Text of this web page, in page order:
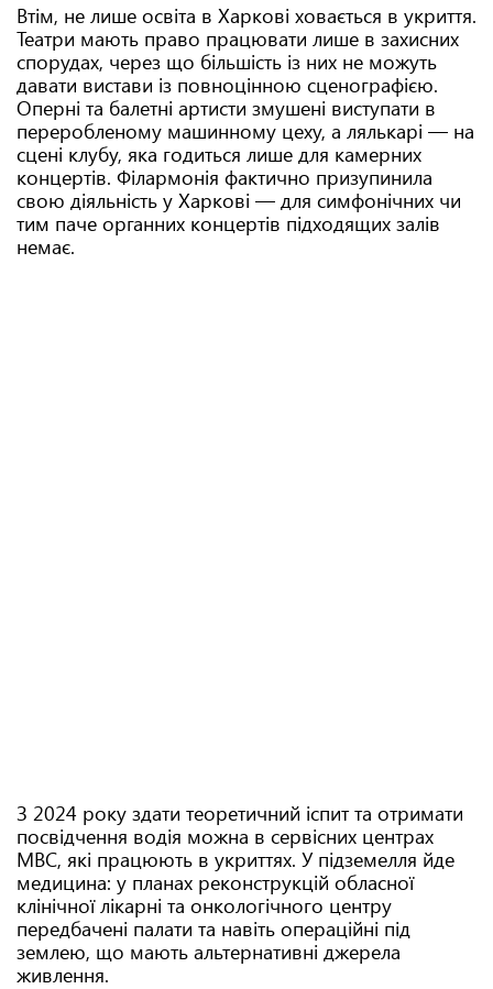
Втім, не лише освіта в Харкові ховається в укриття.
Театри мають право працювати лише в захисних
спорудах, через що більшість із них не можуть
давати вистави із повноцінною сценографією.
Оперні та балетні артисти змушені виступати в
переробленому машинному цеху, а лялькарі — на
сцені клубу, яка годиться лише для камерних
концертів. Філармонія фактично призупинила
свою діяльність у Харкові — для симфонічних чи
тим паче органних концертів підходящих залів
немає.
З 2024 року здати теоретичний іспит та отримати
посвідчення водія можна в сервісних центрах
МВС, які працюють в укриттях. У підземелля йде
медицина: у планах реконструкцій обласної
клінічної лікарні та онкологічного центру
передбачені палати та навіть операційні під
землею, що мають альтернативні джерела
живлення.